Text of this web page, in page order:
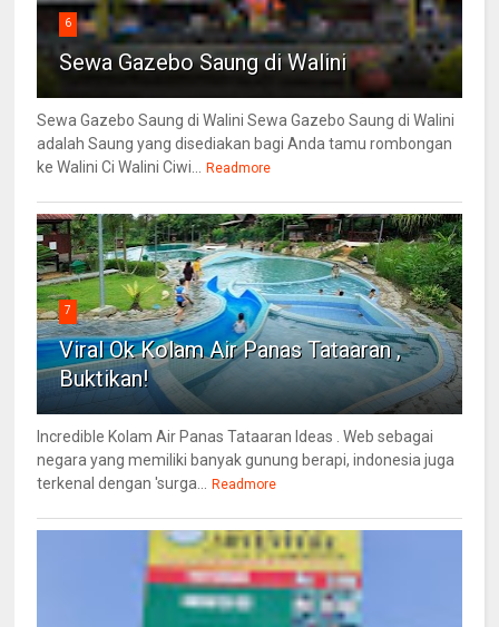
6
Sewa Gazebo Saung di Walini
Sewa Gazebo Saung di Walini Sewa Gazebo Saung di Walini
adalah Saung yang disediakan bagi Anda tamu rombongan
ke Walini Ci Walini Ciwi...
Readmore
7
Viral Ok Kolam Air Panas Tataaran ,
Buktikan!
Incredible Kolam Air Panas Tataaran Ideas . Web sebagai
negara yang memiliki banyak gunung berapi, indonesia juga
terkenal dengan 'surga...
Readmore